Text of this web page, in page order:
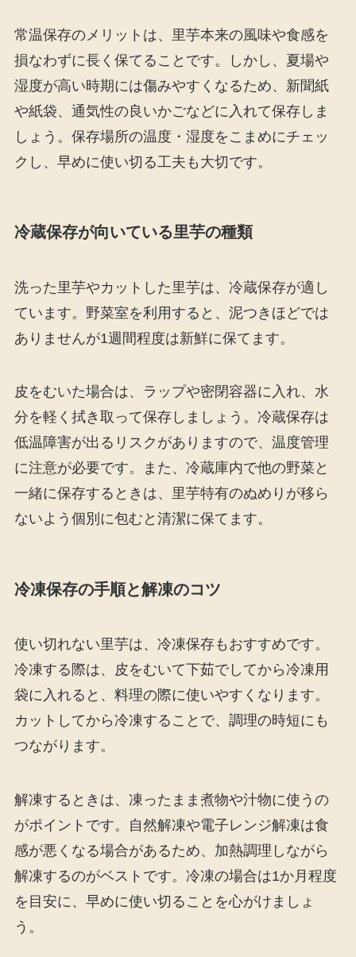
常温保存のメリットは、里芋本来の風味や食感を
損なわずに長く保てることです。しかし、夏場や
湿度が高い時期には傷みやすくなるため、新聞紙
や紙袋、通気性の良いかごなどに入れて保存しま
しょう。保存場所の温度・湿度をこまめにチェッ
クし、早めに使い切る工夫も大切です。
冷蔵保存が向いている里芋の種類
洗った里芋やカットした里芋は、冷蔵保存が適し
ています。野菜室を利用すると、泥つきほどでは
ありませんが1週間程度は新鮮に保てます。
皮をむいた場合は、ラップや密閉容器に入れ、水
分を軽く拭き取って保存しましょう。冷蔵保存は
低温障害が出るリスクがありますので、温度管理
に注意が必要です。また、冷蔵庫内で他の野菜と
一緒に保存するときは、里芋特有のぬめりが移ら
ないよう個別に包むと清潔に保てます。
冷凍保存の手順と解凍のコツ
使い切れない里芋は、冷凍保存もおすすめです。
冷凍する際は、皮をむいて下茹でしてから冷凍用
袋に入れると、料理の際に使いやすくなります。
カットしてから冷凍することで、調理の時短にも
つながります。
解凍するときは、凍ったまま煮物や汁物に使うの
がポイントです。自然解凍や電子レンジ解凍は食
感が悪くなる場合があるため、加熱調理しながら
解凍するのがベストです。冷凍の場合は1か月程度
を目安に、早めに使い切ることを心がけましょ
う。